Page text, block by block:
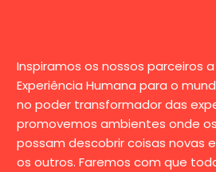
Inspiramos os nossos parceiros
Experiência Humana para o
no poder transformador das
promovemos ambientes onde
possam descobrir coisas novas
os outros. Faremos com que